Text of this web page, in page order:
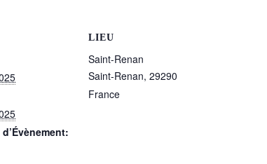
LIEU
Saint-Renan
Saint-Renan, 29290
France